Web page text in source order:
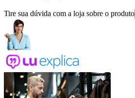
Tire sua dúvida com a loja sobre o produto